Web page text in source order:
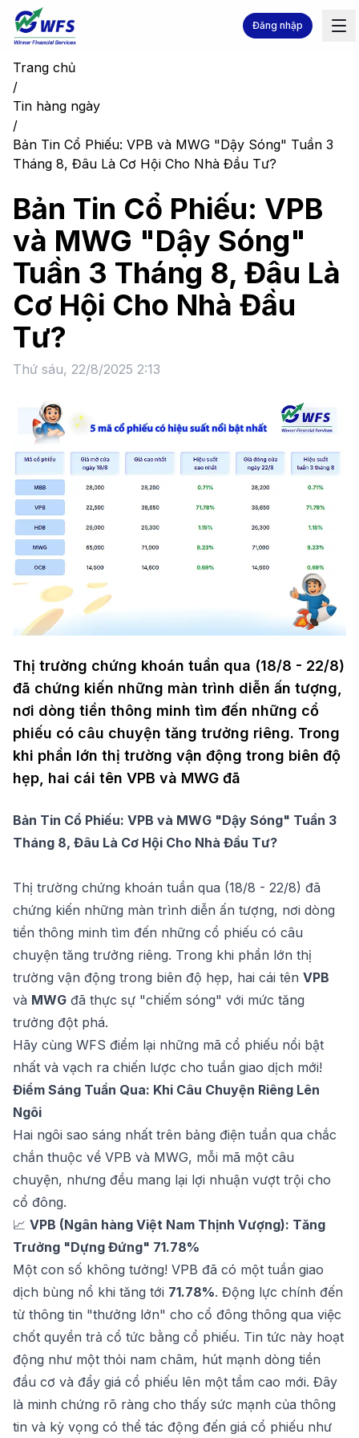
Đăng nhập
Trang chủ
/
Tin hàng ngày
/
Bản Tin Cổ Phiếu: VPB và MWG "Dậy Sóng" Tuần 3
Tháng 8, Đâu Là Cơ Hội Cho Nhà Đầu Tư?
Bản Tin Cổ Phiếu: VPB
và MWG "Dậy Sóng"
Tuần 3 Tháng 8, Đâu Là
Cơ Hội Cho Nhà Đầu
Tư?
Thứ sáu, 22/8/2025 2:13
Thị trường chứng khoán tuần qua (18/8 - 22/8)
đã chứng kiến những màn trình diễn ấn tượng,
nơi dòng tiền thông minh tìm đến những cổ
phiếu có câu chuyện tăng trưởng riêng. Trong
khi phần lớn thị trường vận động trong biên độ
hẹp, hai cái tên VPB và MWG đã
Bản Tin Cổ Phiếu: VPB và MWG "Dậy Sóng" Tuần 3
Tháng 8, Đâu Là Cơ Hội Cho Nhà Đầu Tư?
Thị trường chứng khoán tuần qua (18/8 - 22/8) đã
chứng kiến những màn trình diễn ấn tượng, nơi dòng
tiền thông minh tìm đến những cổ phiếu có câu
chuyện tăng trưởng riêng. Trong khi phần lớn thị
trường vận động trong biên độ hẹp, hai cái tên VPB
và MWG đã thực sự "chiếm sóng" với mức tăng
trưởng đột phá.
Hãy cùng WFS điểm lại những mã cổ phiếu nổi bật
nhất và vạch ra chiến lược cho tuần giao dịch mới!
Điểm Sáng Tuần Qua: Khi Câu Chuyện Riêng Lên
Ngôi
Hai ngôi sao sáng nhất trên bảng điện tuần qua chắc
chắn thuộc về VPB và MWG, mỗi mã một câu
chuyện, nhưng đều mang lại lợi nhuận vượt trội cho
cổ đông.
📈 VPB (Ngân hàng Việt Nam Thịnh Vượng): Tăng
Trưởng "Dựng Đứng" 71.78%
Một con số không tưởng! VPB đã có một tuần giao
dịch bùng nổ khi tăng tới 71.78%. Động lực chính đến
từ thông tin "thưởng lớn" cho cổ đông thông qua việc
chốt quyền trả cổ tức bằng cổ phiếu. Tin tức này hoạt
động như một thỏi nam châm, hút mạnh dòng tiền
đầu cơ và đẩy giá cổ phiếu lên một tầm cao mới. Đây
là minh chứng rõ ràng cho thấy sức mạnh của thông
tin và kỳ vọng có thể tác động đến giá cổ phiếu như